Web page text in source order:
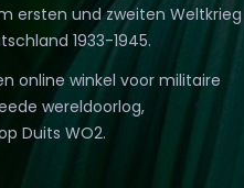
ersten und zweiten Weltkrieg
1933-1945.
online winkel voor militaire
wereldoorlog,
Duits WO2.